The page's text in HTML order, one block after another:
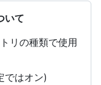
いて
リの種類で使用
ではオン)